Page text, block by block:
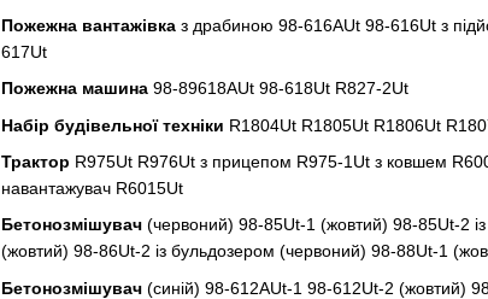
Пожежна вантажівка з драбиною 98-616AUt 98-616Ut з
617Ut
Пожежна машина 98-89618AUt 98-618Ut R827-2Ut
Набір будівельної техніки R1804Ut R1805Ut R1806Ut
Трактор R975Ut R976Ut з прицепом R975-1Ut з ковшем
навантажувач R6015Ut
Бетонозмішувач (червоний) 98-85Ut-1 (жовтий) 98-85Ut-2
(жовтий) 98-86Ut-2 із бульдозером (червоний) 98-88Ut-1
Бетонозмішувач (синій) 98-612AUt-1 98-612Ut-2 (жовтий)